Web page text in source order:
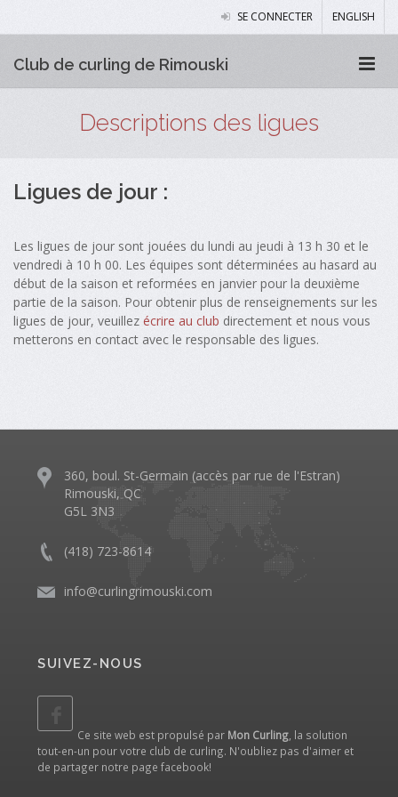
SE CONNECTER ENGLISH
Club de curling de Rimouski
Descriptions des ligues
Ligues de jour :
Les ligues de jour sont jouées du lundi au jeudi à 13 h 30 et le
vendredi à 10 h 00. Les équipes sont déterminées au hasard au
début de la saison et reformées en janvier pour la deuxième
partie de la saison. Pour obtenir plus de renseignements sur les
ligues de jour, veuillez écrire au club directement et nous vous
metterons en contact avec le responsable des ligues.
360, boul. St-Germain (accès par rue de l'Estran)
Rimouski, QC
G5L 3N3
(418) 723-8614
info@curlingrimouski.com
SUIVEZ-NOUS
Ce site web est propulsé par Mon Curling , la solution
tout-en-un pour votre club de curling. N'oubliez pas d'aimer et
de partager notre page facebook!